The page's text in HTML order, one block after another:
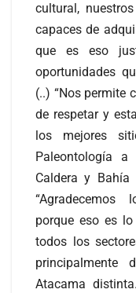
cultural,
capaces de
que es eso
oportunidades
(..) “Nos permite
de respetar y
los mejores
Paleontología
Caldera y Bahía
“Agradecemos
porque eso es
todos los
principalmente
Atacama